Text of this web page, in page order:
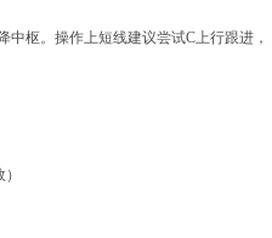
枢。操作上短线建议尝试C上行跟进，